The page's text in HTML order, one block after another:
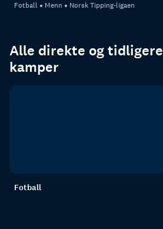
Fotball Menn Norsk Tipping-ligaen
Alle direkte og
kamper
Fotball